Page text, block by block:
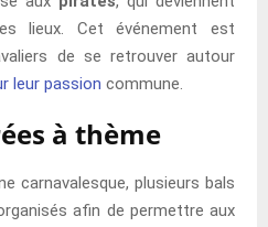
lieux. Cet événement est
de se retrouver autour
leur passion commune.
à thème
carnavalesque, plusieurs bals
afin de permettre aux